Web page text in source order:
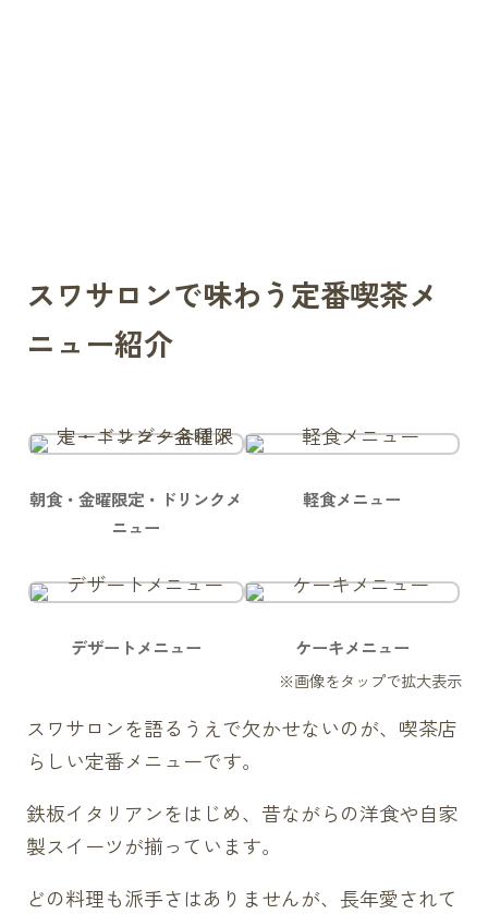
スワサロンで味わう定番喫茶メ
ニュー紹介
朝食・金曜限定・ドリンクメ
ニュー
軽食メニュー
デザートメニュー ケーキメニュー
スワサロンを語るうえで欠かせないのが、喫茶店
らしい定番メニューです。
鉄板イタリアンをはじめ、昔ながらの洋食や自家
製スイーツが揃っています。
どの料理も派手さはありませんが、長年愛されて